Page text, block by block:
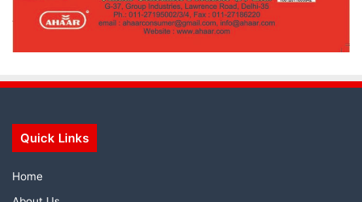
Quick Links
Home